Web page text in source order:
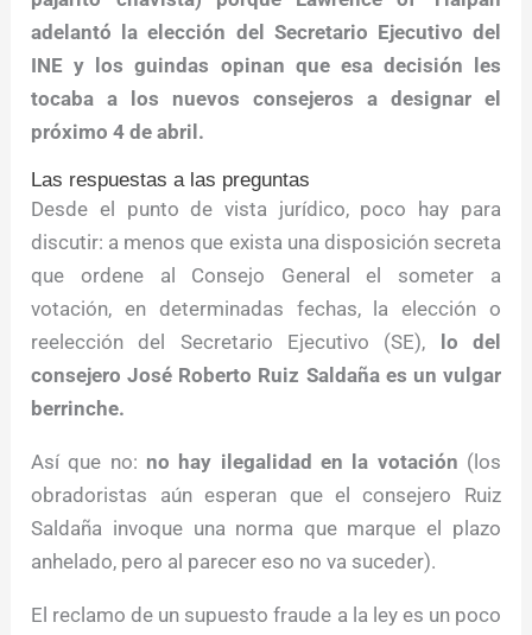
adelantó la elección del Secretario Ejecutivo del
INE y los guindas opinan que esa decisión les
tocaba a los nuevos consejeros a designar el
próximo 4 de abril.
Las respuestas a las preguntas
Desde el punto de vista jurídico, poco hay para
discutir: a menos que exista una disposición secreta
que ordene al Consejo General el someter a
votación, en determinadas fechas, la elección o
reelección del Secretario Ejecutivo (SE),
lo del
consejero José Roberto Ruiz Saldaña es un vulgar
berrinche.
Así que no: no hay ilegalidad en la votación (los
obradoristas aún esperan que el consejero Ruiz
Saldaña invoque una norma que marque el plazo
anhelado, pero al parecer eso no va suceder).
El reclamo de un supuesto fraude a la ley es un poco